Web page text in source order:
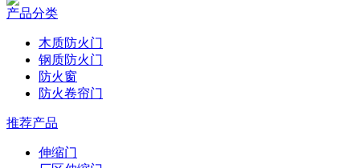
产品分类
木质防火门
钢质防火门
防火窗
防火卷帘门
推荐产品
伸缩门